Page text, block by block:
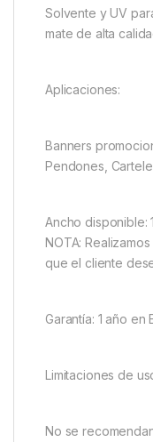
Solvente y UV
mate de alta
Aplicaciones:
Banners
Pendones,
Ancho disponible:
NOTA:
que el cliente
Garantía: 1 año en
Limitaciones de
No se